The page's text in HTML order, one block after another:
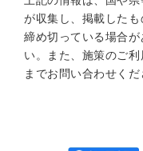
が収集し、掲載した
締め切っている場合
い。また、施策のご
までお問い合わせくだ